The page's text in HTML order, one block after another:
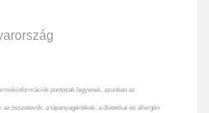
pontosak legyenek, azonban az
összetevők, a tápanyagértékek, a dietetikai és allergén